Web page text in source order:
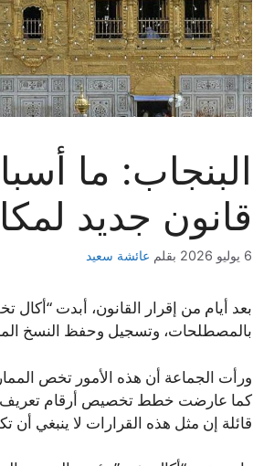
البنجاب: ما
قانون جديد
6 يوليو 2026 بقلم عائشة سعيد
بعد أيام من إقرار القانون، أبدت
بالمصطلحات، وتسجيل وحفظ النسخ
ورأت الجماعة أن هذه الأمور تخص
كما عارضت خطط تخصيص أرقام تعريف
قائلة إن مثل هذه القرارات لا ينبغي أن